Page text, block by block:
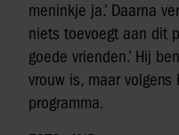
meninkje ja.’ Daarna
niets toevoegt aan dit
goede vrienden.’ Hij
vrouw is, maar
programma.